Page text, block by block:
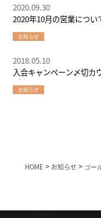
2020年10月の営業につい
2020.09.30
お知らせ
入会キャンペーン〆切カ
ダウン！
2018.05.10
お知らせ
HOME > お知らせ> ゴー